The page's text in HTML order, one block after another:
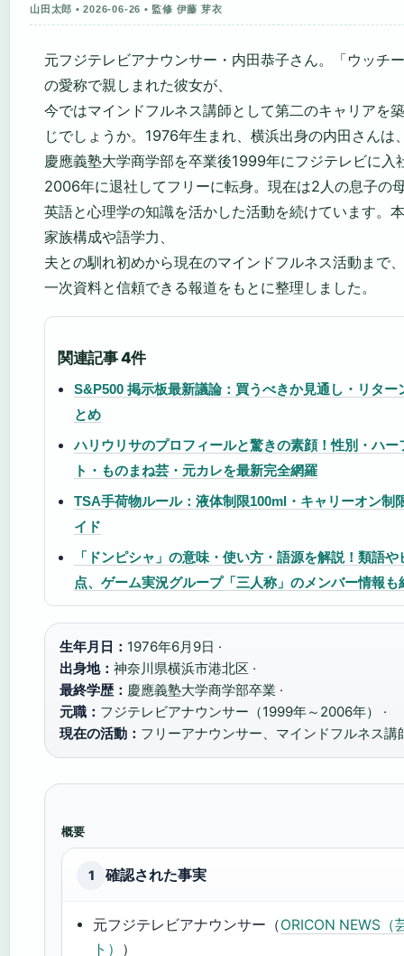
山田太郎 • 2026-06-26 • 監修 伊藤 芽衣
元フジテレビアナウンサー・内田恭子さん。「ウッチ
の愛称で親しまれた彼女が、
今ではマインドフルネス講師として第二のキャリアを
じでしょうか。1976年生まれ、横浜出身の内田さんは
慶應義塾大学商学部を卒業後1999年にフジテレビに入
2006年に退社してフリーに転身。現在は2人の息子の
英語と心理学の知識を活かした活動を続けています。
家族構成や語学力、
夫との馴れ初めから現在のマインドフルネス活動まで、
一次資料と信頼できる報道をもとに整理しました。
関連記事 4件
S&P500 掲示板最新議論：買うべきか見通し・リター
とめ
ハリウリサのプロフィールと驚きの素顔！性別・ハー
ト・ものまね芸・元カレを最新完全網羅
TSA手荷物ルール：液体制限100ml・キャリーオン制
イド
「ドンピシャ」の意味・使い方・語源を解説！類語
点、ゲーム実況グループ「三人称」のメンバー情報も
生年月日： 1976年6月9日 ·
出身地： 神奈川県横浜市港北区 ·
最終学歴： 慶應義塾大学商学部卒業 ·
元職： フジテレビアナウンサー（1999年～2006年） ·
現在の活動： フリーアナウンサー、マインドフルネス講
概要
1 確認された事実
元フジテレビアナウンサー（ORICON NEWS（
ト） ）